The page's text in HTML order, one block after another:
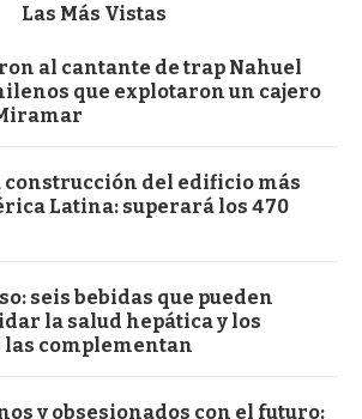
Las Más Vistas
al cantante de trap Nahuel
que explotaron un cajero
construcción del edificio más
Latina: superará los 470
seis bebidas que pueden
la salud hepática y los
las complementan
y obsesionados con el futuro: